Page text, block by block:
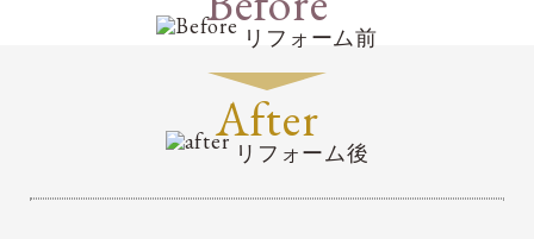
リフォーム前
After
リフォーム後